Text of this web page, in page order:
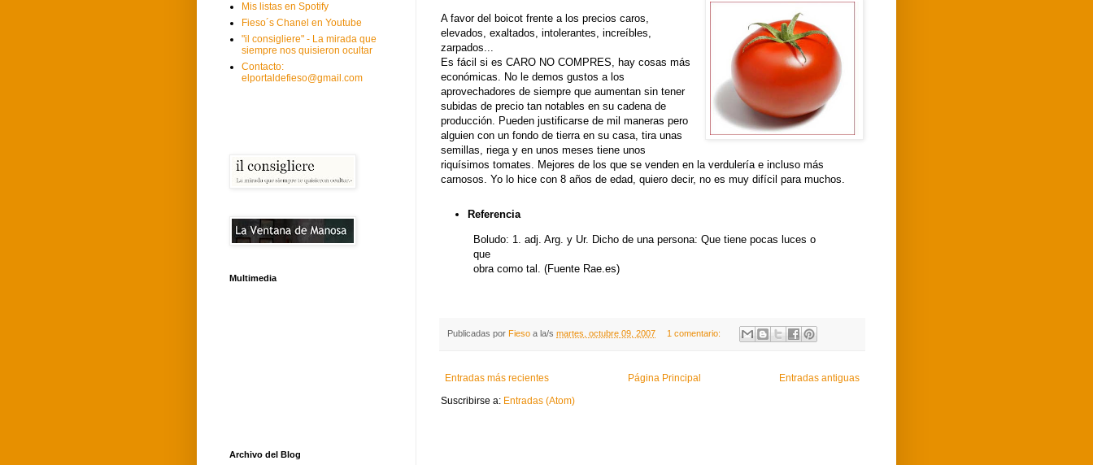
A favor del boicot frente a los precios caros,
elevados, exaltados, intolerantes, increíbles,
zarpados...
Es fácil si es CARO NO COMPRES, hay cosas más
económicas. No le demos gustos a los
aprovechadores de siempre que aumentan sin tener
subidas de precio tan notables en su cadena de
producción. Pueden justificarse de mil maneras pero
alguien con un fondo de tierra en su casa, tira unas
semillas, riega y en unos meses tiene unos
riquísimos tomates. Mejores de los que se venden en la verdulería e incluso más
carnosos. Yo lo hice con 8 años de edad, quiero decir, no es muy difícil para muchos.
Referencia
Boludo: 1. adj. Arg. y Ur. Dicho de una persona: Que tiene pocas luces o
que
obra como tal. (Fuente Rae.es)
Publicadas por Fieso a la/s martes, octubre 09, 2007 1 comentario:
Entradas más recientes Entradas antiguas
Página Principal
Suscribirse a: Entradas (Atom)
Mis listas en Spotify
Fieso´s Chanel en Youtube
"il consigliere" - La mirada que
siempre nos quisieron ocultar
Contacto:
elportaldefieso@gmail.com
Multimedia
Archivo del Blog